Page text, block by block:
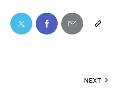
NEXT